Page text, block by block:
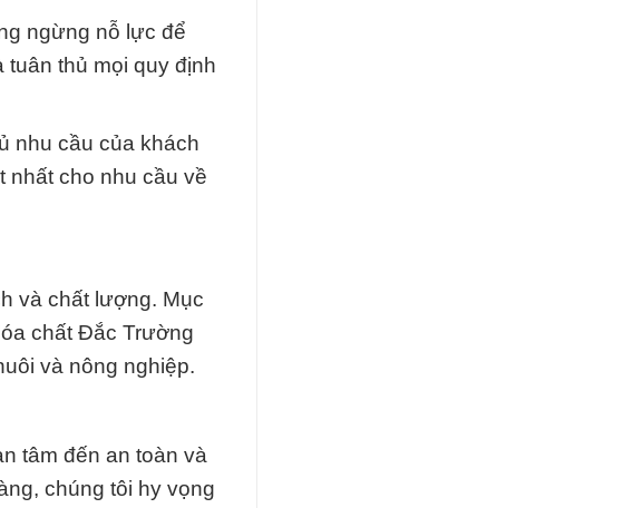
ngừng nỗ lực để
thủ mọi quy định
nhu cầu của khách
nhất cho nhu cầu về
và chất lượng. Mục
chất Đắc Trường
và nông nghiệp.
tâm đến an toàn và
chúng tôi hy vọng